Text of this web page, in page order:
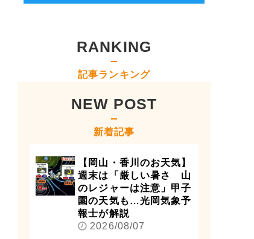
RANKING
記事ランキング
NEW POST
新着記事
【岡山・香川のお天気】
週末は「厳しい暑さ 山
のレジャーは注意」甲子
園の天気も…光岡気象予
報士が解説
2026/08/07